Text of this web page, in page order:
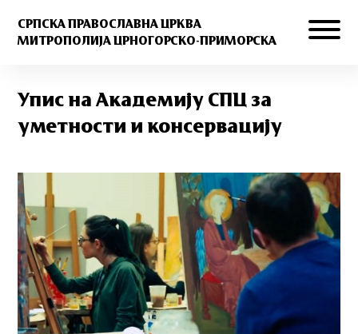
СРПСКА ПРАВОСЛАВНА ЦРКВА
МИТРОПОЛИЈА ЦРНОГОРСКО-ПРИМОРСКА
Упис на Академију СПЦ за
уметности и консервацију